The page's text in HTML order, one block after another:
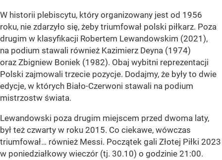
W historii plebiscytu, który organizowany jest od 1956
roku, nie zdarzyło się, żeby triumfował polski piłkarz. Poza
drugim w klasyfikacji Robertem Lewandowskim (2021),
na podium stawali również Kazimierz Deyna (1974)
oraz Zbigniew Boniek (1982). Obaj wybitni reprezentacji
Polski zajmowali trzecie pozycje. Dodajmy, że były to dwie
edycje, w których Biało-Czerwoni stawali na podium
mistrzostw świata.
Lewandowski poza drugim miejscem przed dwoma laty,
był też czwarty w roku 2015. Co ciekawe, wówczas
triumfował… również Messi. Początek gali Złotej Piłki 2023
w poniedziałkowy wieczór (tj. 30.10) o godzinie 21:00.